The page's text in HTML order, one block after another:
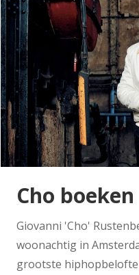
Cho boeken
Giovanni 'Cho'
woonachtig in
grootste hiphopbelofte